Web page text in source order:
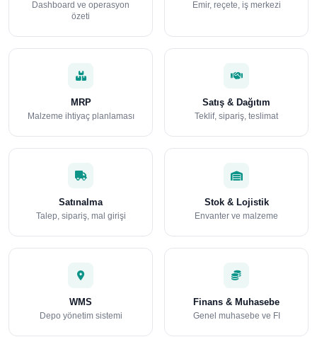
Dashboard ve operasyon
özeti
Emir, reçete, iş merkezi
MRP
Malzeme ihtiyaç planlaması
Satış & Dağıtım
Teklif, sipariş, teslimat
Satınalma
Talep, sipariş, mal girişi
Stok & Lojistik
Envanter ve malzeme
WMS
Depo yönetim sistemi
Finans & Muhasebe
Genel muhasebe ve FI